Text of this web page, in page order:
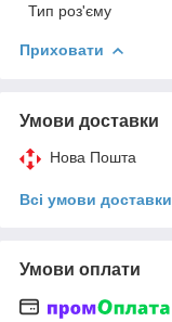
Тип роз'єму
Приховати
Умови доставки
Нова Пошта
Всі умови доставки
Умови оплати